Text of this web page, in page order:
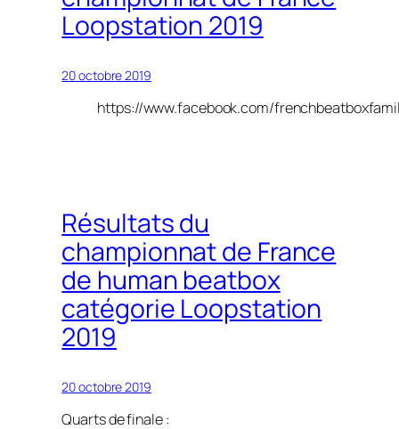
Loopstation 2019
20 octobre 2019
https://www.facebook.com/
Résultats du
championnat de France
de human beatbox
catégorie Loopstation
2019
20 octobre 2019
Quarts de finale :